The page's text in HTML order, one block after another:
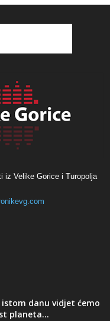
iz Velike Gorice i Turopolja
istom danu vidjet ćemo
planeta...